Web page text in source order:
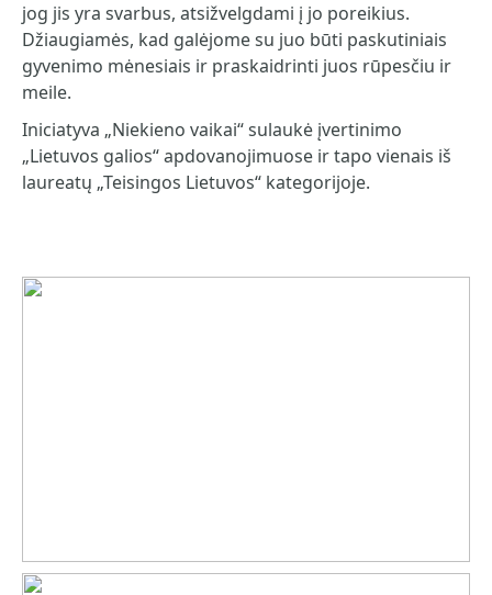
jog jis yra svarbus, atsižvelgdami į jo poreikius.
Džiaugiamės, kad galėjome su juo būti paskutiniais
gyvenimo mėnesiais ir praskaidrinti juos rūpesčiu ir
meile.
Iniciatyva „Niekieno vaikai“ sulaukė įvertinimo
„Lietuvos galios“ apdovanojimuose ir tapo vienais iš
laureatų „Teisingos Lietuvos“ kategorijoje.